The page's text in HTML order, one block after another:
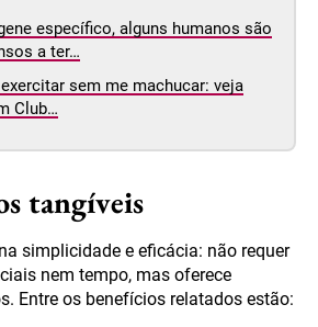
específico, alguns humanos são
a ter…
sem me machucar: veja
Club…
tangíveis
simplicidade e eficácia: não requer
nem tempo, mas oferece
Entre os benefícios relatados estão: